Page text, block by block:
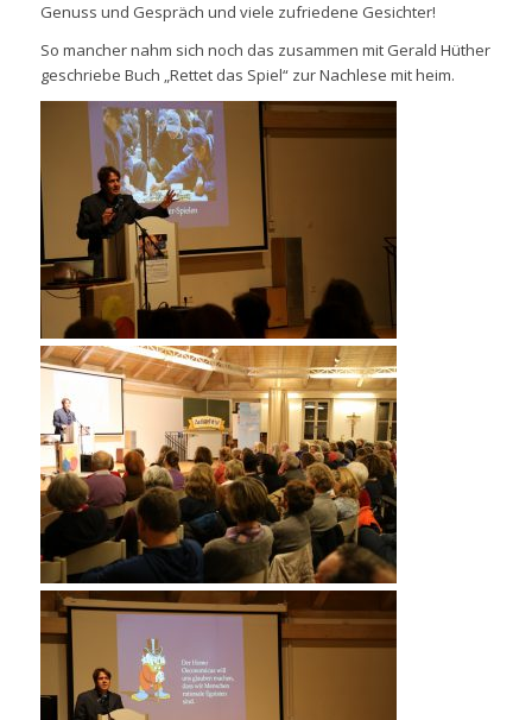
Genuss und Gespräch und viele zufriedene Gesichter!
So mancher nahm sich noch das zusammen mit Gerald Hüther
geschriebe Buch „Rettet das Spiel“ zur Nachlese mit heim.